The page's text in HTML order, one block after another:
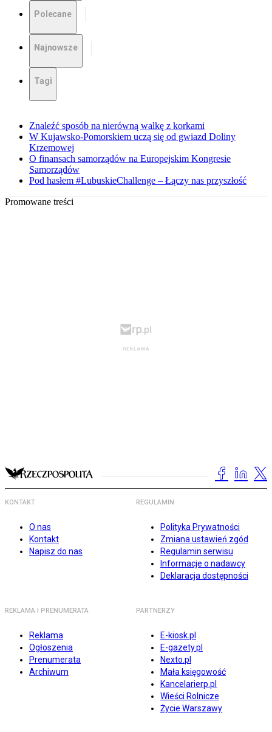
Polecane
Najnowsze
Tagi
Znaleźć sposób na nierówną walkę z korkami
W Kujawsko-Pomorskiem uczą się od gwiazd Doliny
Krzemowej
O finansach samorządów na Europejskim Kongresie
Samorządów
Pod hasłem #LubuskieChallenge – Łączy nas przyszłość
Promowane treści
KONTAKT
O nas
Kontakt
Napisz do nas
REGULAMIN
Polityka Prywatności
Zmiana ustawień zgód
Regulamin serwisu
Informacje o nadawcy
Deklaracja dostępności
REKLAMA I PRENUMERATA
Reklama
Ogłoszenia
Prenumerata
Archiwum
PARTNERZY
E-kiosk.pl
E-gazety.pl
Nexto.pl
Mała księgowość
Kancelarierp.pl
Wieści Rolnicze
Życie Warszawy